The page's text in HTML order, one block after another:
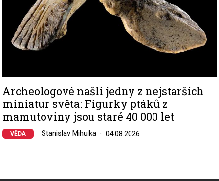
Archeologové našli jedny z nejstarších
miniatur světa: Figurky ptáků z
mamutoviny jsou staré 40 000 let
VĚDA Stanislav Mihulka 04.08.2026